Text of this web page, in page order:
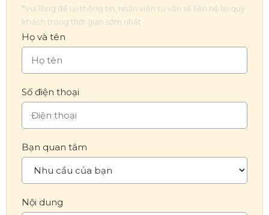
*Vui lòng để lại thông tin, nhân viên tư vấn sẽ liên hệ lại quý
khách trong thời gian sớm nhất
Họ và tên
Số điện thoại
Bạn quan tâm
Nội dung